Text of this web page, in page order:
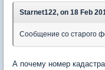
Starnet122, on 18 Feb
Сообщение со старого
А почему номер